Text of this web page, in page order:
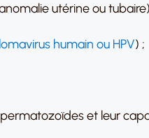
utérine ou
humain ou HPV) ;
et leur